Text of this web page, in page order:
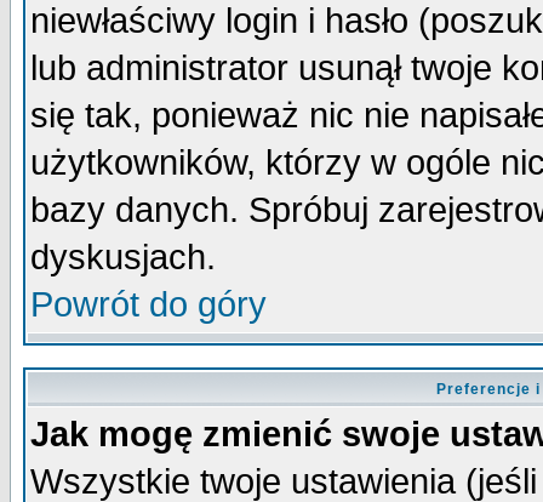
niewłaściwy login i hasło
lub administrator usunął twoje
się tak, ponieważ nic nie
użytkowników, którzy w ogóle
bazy danych. Spróbuj
dyskusjach.
Powrót do góry
Preferencje
Jak mogę zmienić swoje
Wszystkie twoje ustawienia